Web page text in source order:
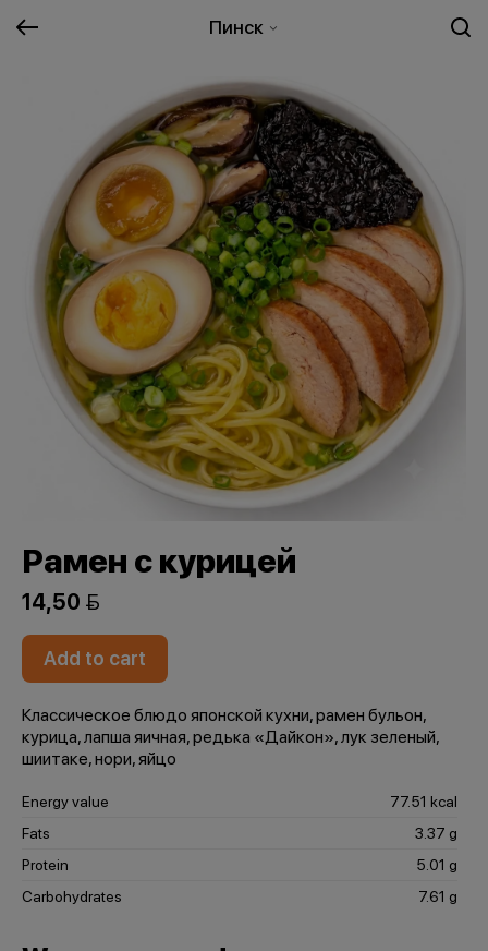
Пинск
Рамен с курицей
14,50 
Add to cart
Классическое блюдо японской кухни, рамен бульон,
курица, лапша яичная, редька «Дайкон», лук зеленый,
шиитаке, нори, яйцо
Energy value
77.51 kcal
Fats
3.37 g
Protein
5.01 g
Carbohydrates
7.61 g